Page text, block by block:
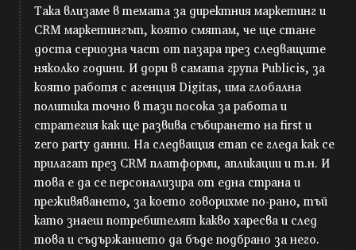
Така влизаме в темата за директния маркетинг и
CRM маркетингът, която смятам, че ще стане
доста сериозна част от пазара през следващите
няколко години. И дори в самата група Publicis, за
която работя с агенция Digitas, има глобална
политика точно в тази посока за работа и
стратегия как ще развива събирането на first и
zero party данни. На следващия етап се гледа как се
прилагат през CRM платформи, апликации и т.н. И
това е да се персонализира от една страна и
преживяването, за което говорихме по-рано, тъй
като знаеш потребителят какво харесва и след
това и съдържанието да бъде подбрано за него.